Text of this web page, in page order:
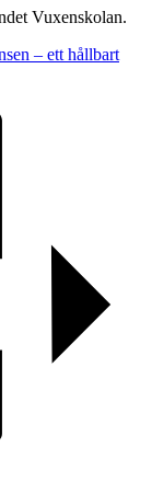
Vuxenskolan.
– ett hållbart